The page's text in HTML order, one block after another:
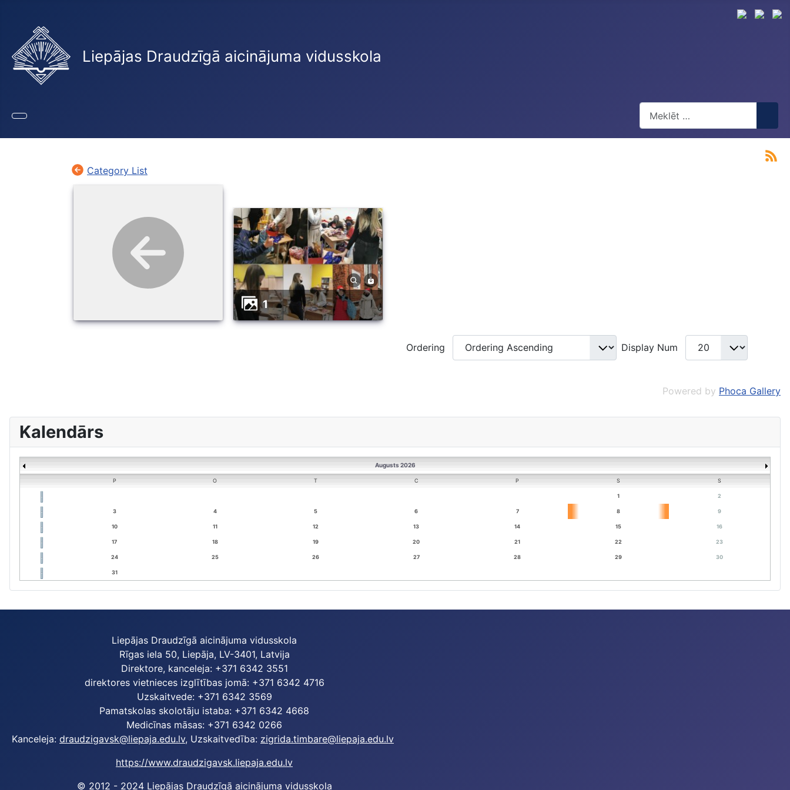
Liepājas Draudzīgā aicinājuma vidusskola
Type 2 or more characters for
Category List
1
Ordering Display Num
Powered by Phoca Gallery
Kalendārs
Augusts 2026
P O T C P S S
1 2
3 4 5 6 7 8 9
10 11 12 13 14 15 16
17 18 19 20 21 22 23
24 25 26 27 28 29 30
31
Liepājas Draudzīgā aicinājuma vidusskola
Rīgas iela 50, Liepāja, LV-3401, Latvija
Direktore, kanceleja: +371 6342 3551
direktores vietnieces izglītības jomā: +371 6342 4716
Uzskaitvede: +371 6342 3569
Pamatskolas skolotāju istaba: +371 6342 4668
Medicīnas māsas: +371 6342 0266
Kanceleja: draudzigavsk@liepaja.edu.lv, Uzskaitvedība: zigrida.timbare@liepaja.edu.lv
https://www.draudzigavsk.liepaja.edu.lv
© 2012 - 2024 Liepājas Draudzīgā aicinājuma vidusskola